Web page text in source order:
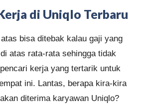
di Uniqlo Terbaru
bisa ditebak kalau gaji yang
atas rata-rata sehingga tidak
kerja yang tertarik untuk
ini. Lantas, berapa kira-kira
diterima karyawan Uniqlo?